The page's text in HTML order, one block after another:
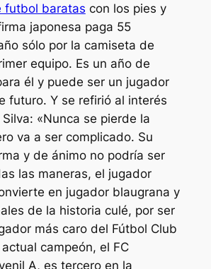
futbol baratas con los pies y
japonesa paga 55
sólo por la camiseta de
equipo. Es un año de
él y puede ser un jugador
futuro. Y se refirió al interés
«Nunca se pierde la
va a ser complicado. Su
y de ánimo no podría ser
las maneras, el jugador
en jugador blaugrana y
de la historia culé, por ser
más caro del Fútbol Club
campeón, el FC
A, es tercero en la